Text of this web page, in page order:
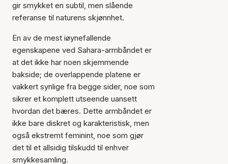
gir smykket en subtil, men slående
referanse til naturens skjønnhet.
En av de mest iøynefallende
egenskapene ved Sahara-armbåndet er
at det ikke har noen skjemmende
bakside; de overlappende platene er
vakkert synlige fra begge sider, noe som
sikrer et komplett utseende uansett
hvordan det bæres. Dette armbåndet er
ikke bare diskret og karakteristisk, men
også ekstremt feminint, noe som gjør
det til et allsidig tilskudd til enhver
smykkesamling.